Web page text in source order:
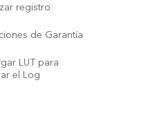
registro
de Garantía
LUT para
el Log